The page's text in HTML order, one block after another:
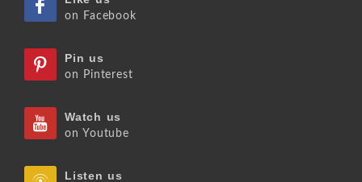
on Facebook
Pin us
on Pinterest
Watch us
on Youtube
Listen us